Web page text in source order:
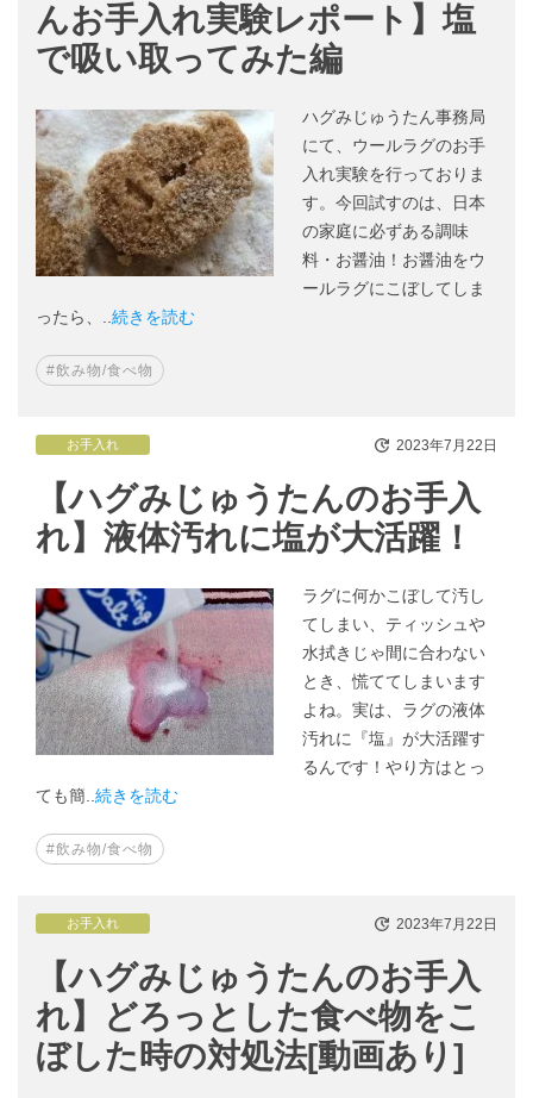
んお手入れ実験レポート】塩
で吸い取ってみた編
ハグみじゅうたん事務局
にて、ウールラグのお手
入れ実験を行っておりま
す。今回試すのは、日本
の家庭に必ずある調味
料・お醤油！お醤油をウ
ールラグにこぼしてしま
ったら、.. 続きを読む
#飲み物/食べ物
【ハグみじゅうたんのお手入
れ】液体汚れに塩が大活躍！
お手入れ 2023年7月22日
ラグに何かこぼして汚し
てしまい、ティッシュや
水拭きじゃ間に合わない
とき、慌ててしまいます
よね。実は、ラグの液体
汚れに『塩』が大活躍す
るんです！やり方はとっ
ても簡.. 続きを読む
#飲み物/食べ物
【ハグみじゅうたんのお手入
れ】どろっとした食べ物をこ
ぼした時の対処法[動画あり]
お手入れ 2023年7月22日